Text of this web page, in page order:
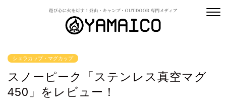
シェラカップ・マグカップ
スノーピーク「ステンレス真空マグ
450」をレビュー！